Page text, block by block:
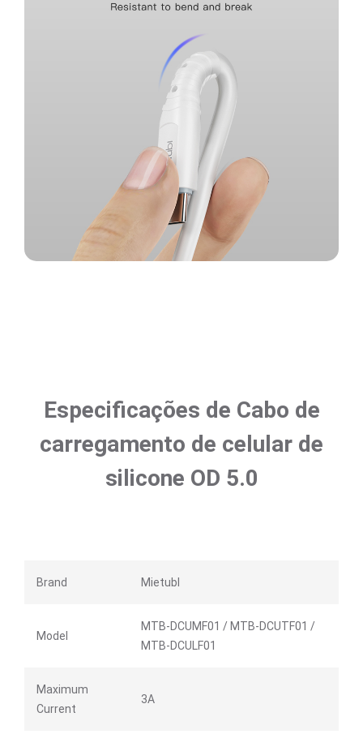
Especificações de Cabo de
carregamento de celular de
silicone OD 5.0
Brand Mietubl
Model
MTB-DCUMF01 / MTB-DCUTF01 /
MTB-DCULF01
Maximum
Current
3A